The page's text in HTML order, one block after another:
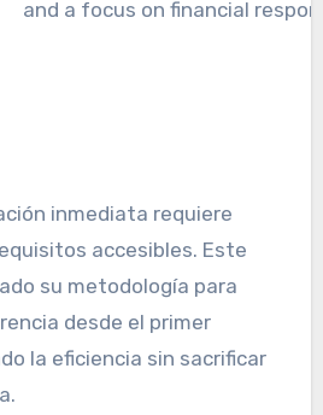
inmediata requiere
accesibles. Este
su metodología para
desde el primer
la eficiencia sin sacrificar